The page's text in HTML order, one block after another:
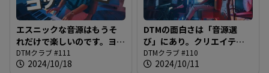
エスニックな音源はもうそ
れだけで楽しいのです。ヨッ
セィ！＠DTMクラブ #111
DTMクラブ #111
2024/10/18
DTMの面白さは「音源選
び」にあり。クリエイティ
ブな世界へようこそ！＠
DTMクラブ #110
DTMクラブ #110
2024/10/11